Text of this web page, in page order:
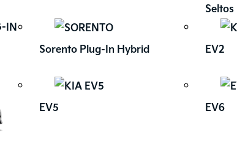
Seltos
Sorento Plug-In Hybrid EV2
EV5 EV6